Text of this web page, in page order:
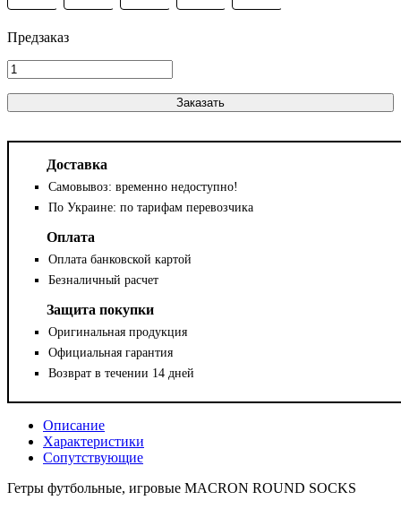
Заказать
Доставка
Самовывоз: временно недоступно!
По Украине: по тарифам перевозчика
Оплата
Оплата банковской картой
Безналичный расчет
Защита покупки
Оригинальная продукция
Официальная гарантия
Возврат в течении 14 дней
Описание
Характеристики
Сопутствующие
Гетры футбольные, игровые MACRON ROUND SOCKS